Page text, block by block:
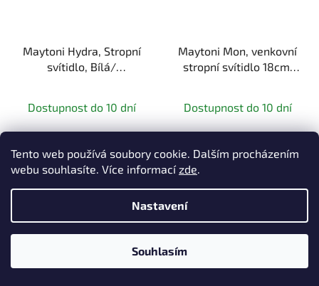
Tento web používá soubory cookie. Dalším procházením
webu souhlasíte. Více informacízde.
Nastavení
Souhlasím
Maytoni Hydra, Stropní
svítidlo, Bílá/
Dostupnost do 10 dní
1 626 Kč
Maytoni Mon, venkovní
stropní svítidlo 18cm,
Dostupnost do 10 dní
2 134 Kč